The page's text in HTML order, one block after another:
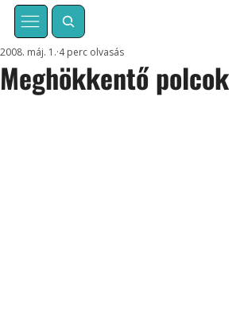
Meghökkentő polcok
2008. máj. 1. 4 perc olvasás